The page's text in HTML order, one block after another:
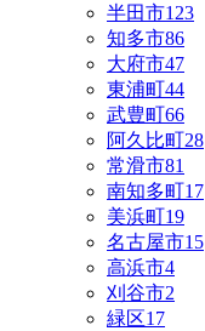
半田市123
知多市86
大府市47
東浦町44
武豊町66
阿久比町28
常滑市81
南知多町17
美浜町19
名古屋市15
高浜市4
刈谷市2
緑区17